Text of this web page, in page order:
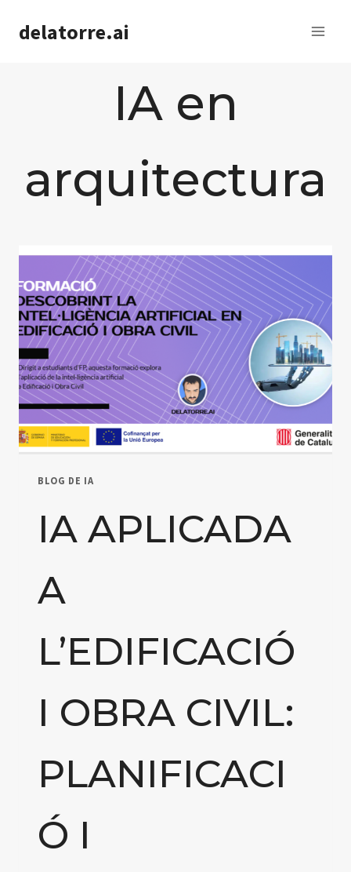
delatorre.ai
IA en
arquitectura
BLOG DE IA
IA APLICADA
A
L’EDIFICACIÓ
I OBRA CIVIL:
PLANIFICACI
Ó I